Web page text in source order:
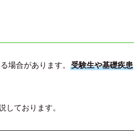
場合があります。
受験生や基礎疾患
しております。